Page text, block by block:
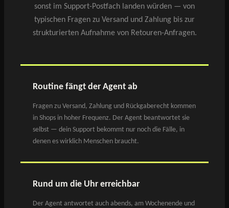
sonst im Support-Postfach landen würden — von
typischen Fragen zu Versand und Zahlung bis zur
strukturierten Aufnahme von Retouren-Anfragen.
Routine fängt der Agent ab
Fragen zu Versand, Zahlung und Rückgaberecht kommen
in Shops in hoher Frequenz. Der Agent beantwortet sie
selbst — dein Support bekommt nur noch die Fälle, in
denen es wirklich Menschen braucht.
Rund um die Uhr erreichbar
Der Agent antwortet auch abends, am Wochenende und